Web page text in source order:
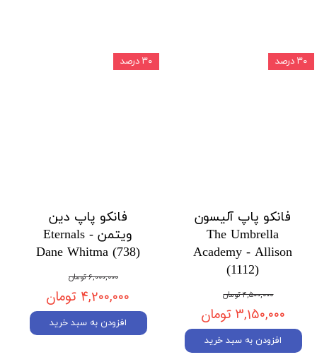
فانکو پاپ آلیسون
The Umbrella
Academy - Allison
(1112)
۴,۵۰۰,۰۰۰ تومان
۳,۱۵۰,۰۰۰ تومان
افزودن به سبد خرید
۳۰ درصد
فانکو پاپ دین
ویتمن Eternals -
Dane Whitma (738)
۶,۰۰۰,۰۰۰ تومان
۴,۲۰۰,۰۰۰ تومان
افزودن به سبد خرید
۳۰ درصد